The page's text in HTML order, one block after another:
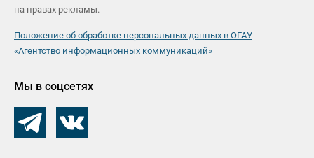
на правах рекламы.
Положение об обработке персональных данных в ОГАУ
«Агентство информационных коммуникаций»
Мы в соцсетях